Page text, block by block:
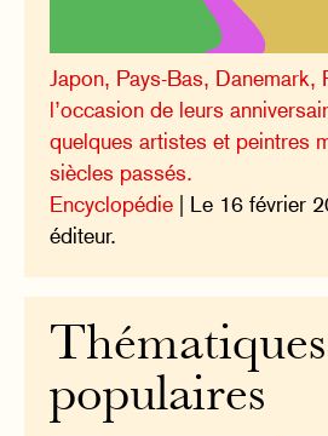
Japon, Pays-Bas, Danemark,
l’occasion de leurs
quelques artistes et peintres
siècles passés.
Encyclopédie | Le 16 février
éditeur.
Thématiques
populaires